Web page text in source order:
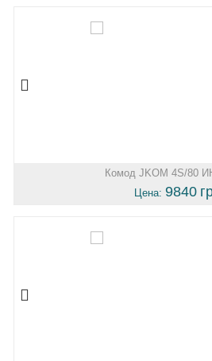
Комод JKOM 4S/80
Цена: 9840